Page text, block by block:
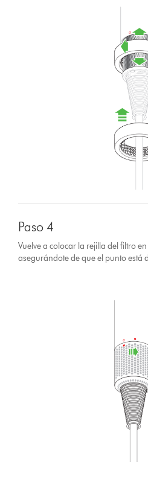
Paso 4
Vuelve a colocar la rejilla del filtro
asegurándote de que el punto está